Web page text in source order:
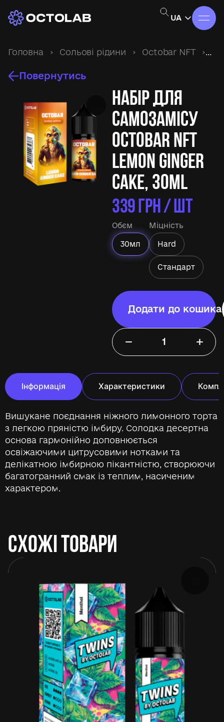
UA
Головна › Сольові рідини › Octobar NFT ›
Повернутись
Набір для
самозамісу
Octobar NFT
Lemon Ginger
Cake, 30ml
339ГРН / ШТ
Обєм
30мл
Міцність
Hard
Стандарт
− +
Додати до кошика
Інформація Характеристики
Вишукане поєднання ніжного лимонного торта
з легкою пряністю імбиру. Солодка десертна
основа гармонійно доповнюється
освіжаючими цитрусовими нотками та
делікатною імбирною пікантністю, створюючи
багатогранний смак із теплим, насиченим
характером.
СХОЖІ ТОВАРИ